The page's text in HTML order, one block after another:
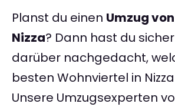
Planst du einen Umzug
Nizza? Dann hast du
darüber nachgedacht,
besten Wohnviertel in
Unsere Umzugsexperten